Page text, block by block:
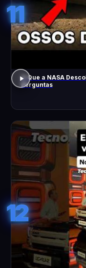
11
O Que a NASA
Perguntas
12